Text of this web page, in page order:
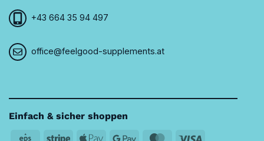
+43 664 35 94 497
office@feelgood-supplements.at
Einfach & sicher shoppen
Eps Stripe Apple Google
MasterCard